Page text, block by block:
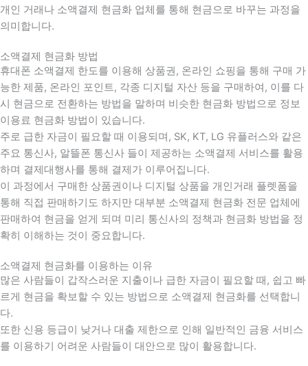
개인 거래나 소액결제 현금화 업체를 통해 현금으로 바꾸는 과정을
의미합니다.
소액결제 현금화 방법
휴대폰 소액결제 한도를 이용해 상품권, 온라인 쇼핑을 통해 구매 가
능한 제품, 온라인 포인트, 각종 디지털 자산 등을 구매하여, 이를 다
시 현금으로 전환하는 방법을 말하며 비슷한 현금화 방법으로 정보
이용료 현금화 방법이 있습니다.
주로 급한 자금이 필요할 때 이용되며, SK, KT, LG 유플러스와 같은
주요 통신사, 알뜰폰 통신사 들이 제공하는 소액결제 서비스를 활용
하며 결제대행사를 통해 결제가 이루어집니다.
이 과정에서 구매한 상품권이나 디지털 상품을 개인거래 플렛폼을
통해 직접 판매하기도 하지만 대부분 소액결제 현금화 전문 업체에
판매하여 현금을 얻게 되며 미리 통신사의 정책과 현금화 방법을 정
확히 이해하는 것이 중요합니다.
소액결제 현금화를 이용하는 이유
많은 사람들이 갑작스러운 지출이나 급한 자금이 필요할 때 , 쉽고 빠
르게 현금을 확보할 수 있는 방법으로 소액결제 현금화를 선택합니
다.
또한 신용 등급이 낮거나 대출 제한으로 인해 일반적인 금융 서비스
를 이용하기 어려운 사람들이 대안으로 많이 활용합니다.